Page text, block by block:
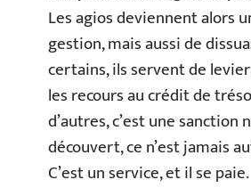
Les agios deviennent alors
gestion, mais aussi de
certains, ils servent de
les recours au crédit de
d’autres, c’est une sanction
découvert, ce n’est jamais
C’est un service, et il se paie.